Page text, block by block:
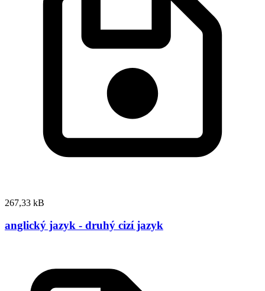
267,33 kB
anglický jazyk - druhý cizí jazyk